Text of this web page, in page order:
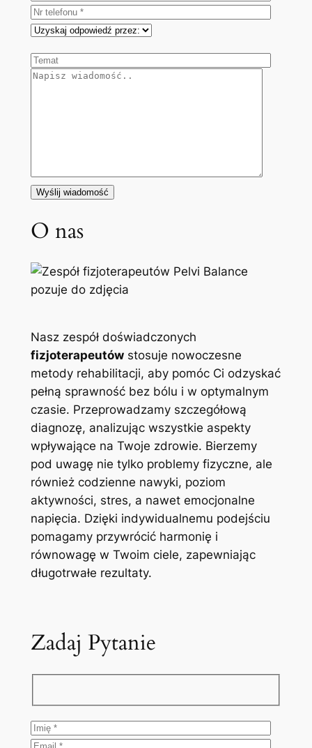
O nas
Nasz zespół doświadczonych
fizjoterapeutówstosuje nowoczesne
metody rehabilitacji, aby pomóc Ci odzyskać
pełną sprawność bez bólu i w optymalnym
czasie. Przeprowadzamy szczegółową
diagnozę, analizując wszystkie aspekty
wpływające na Twoje zdrowie. Bierzemy
pod uwagę nie tylko problemy fizyczne, ale
również codzienne nawyki, poziom
aktywności, stres, a nawet emocjonalne
napięcia. Dzięki indywidualnemu podejściu
pomagamy przywrócić harmonię i
równowagę w Twoim ciele, zapewniając
długotrwałe rezultaty.
Zadaj Pytanie